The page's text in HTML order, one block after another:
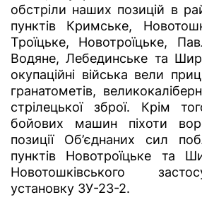
обстріли наших позицій в
пунктів Кримське,
Троїцьке, Новотроїцьке,
Водяне, Лебединське та
окупаційні війська вели
гранатометів,
стрілецької зброї. Крім
бойових машин піхоти
позиції Об’єднаних сил
пунктів Новотроїцьке та
Новотошківського
установку ЗУ-23-2.